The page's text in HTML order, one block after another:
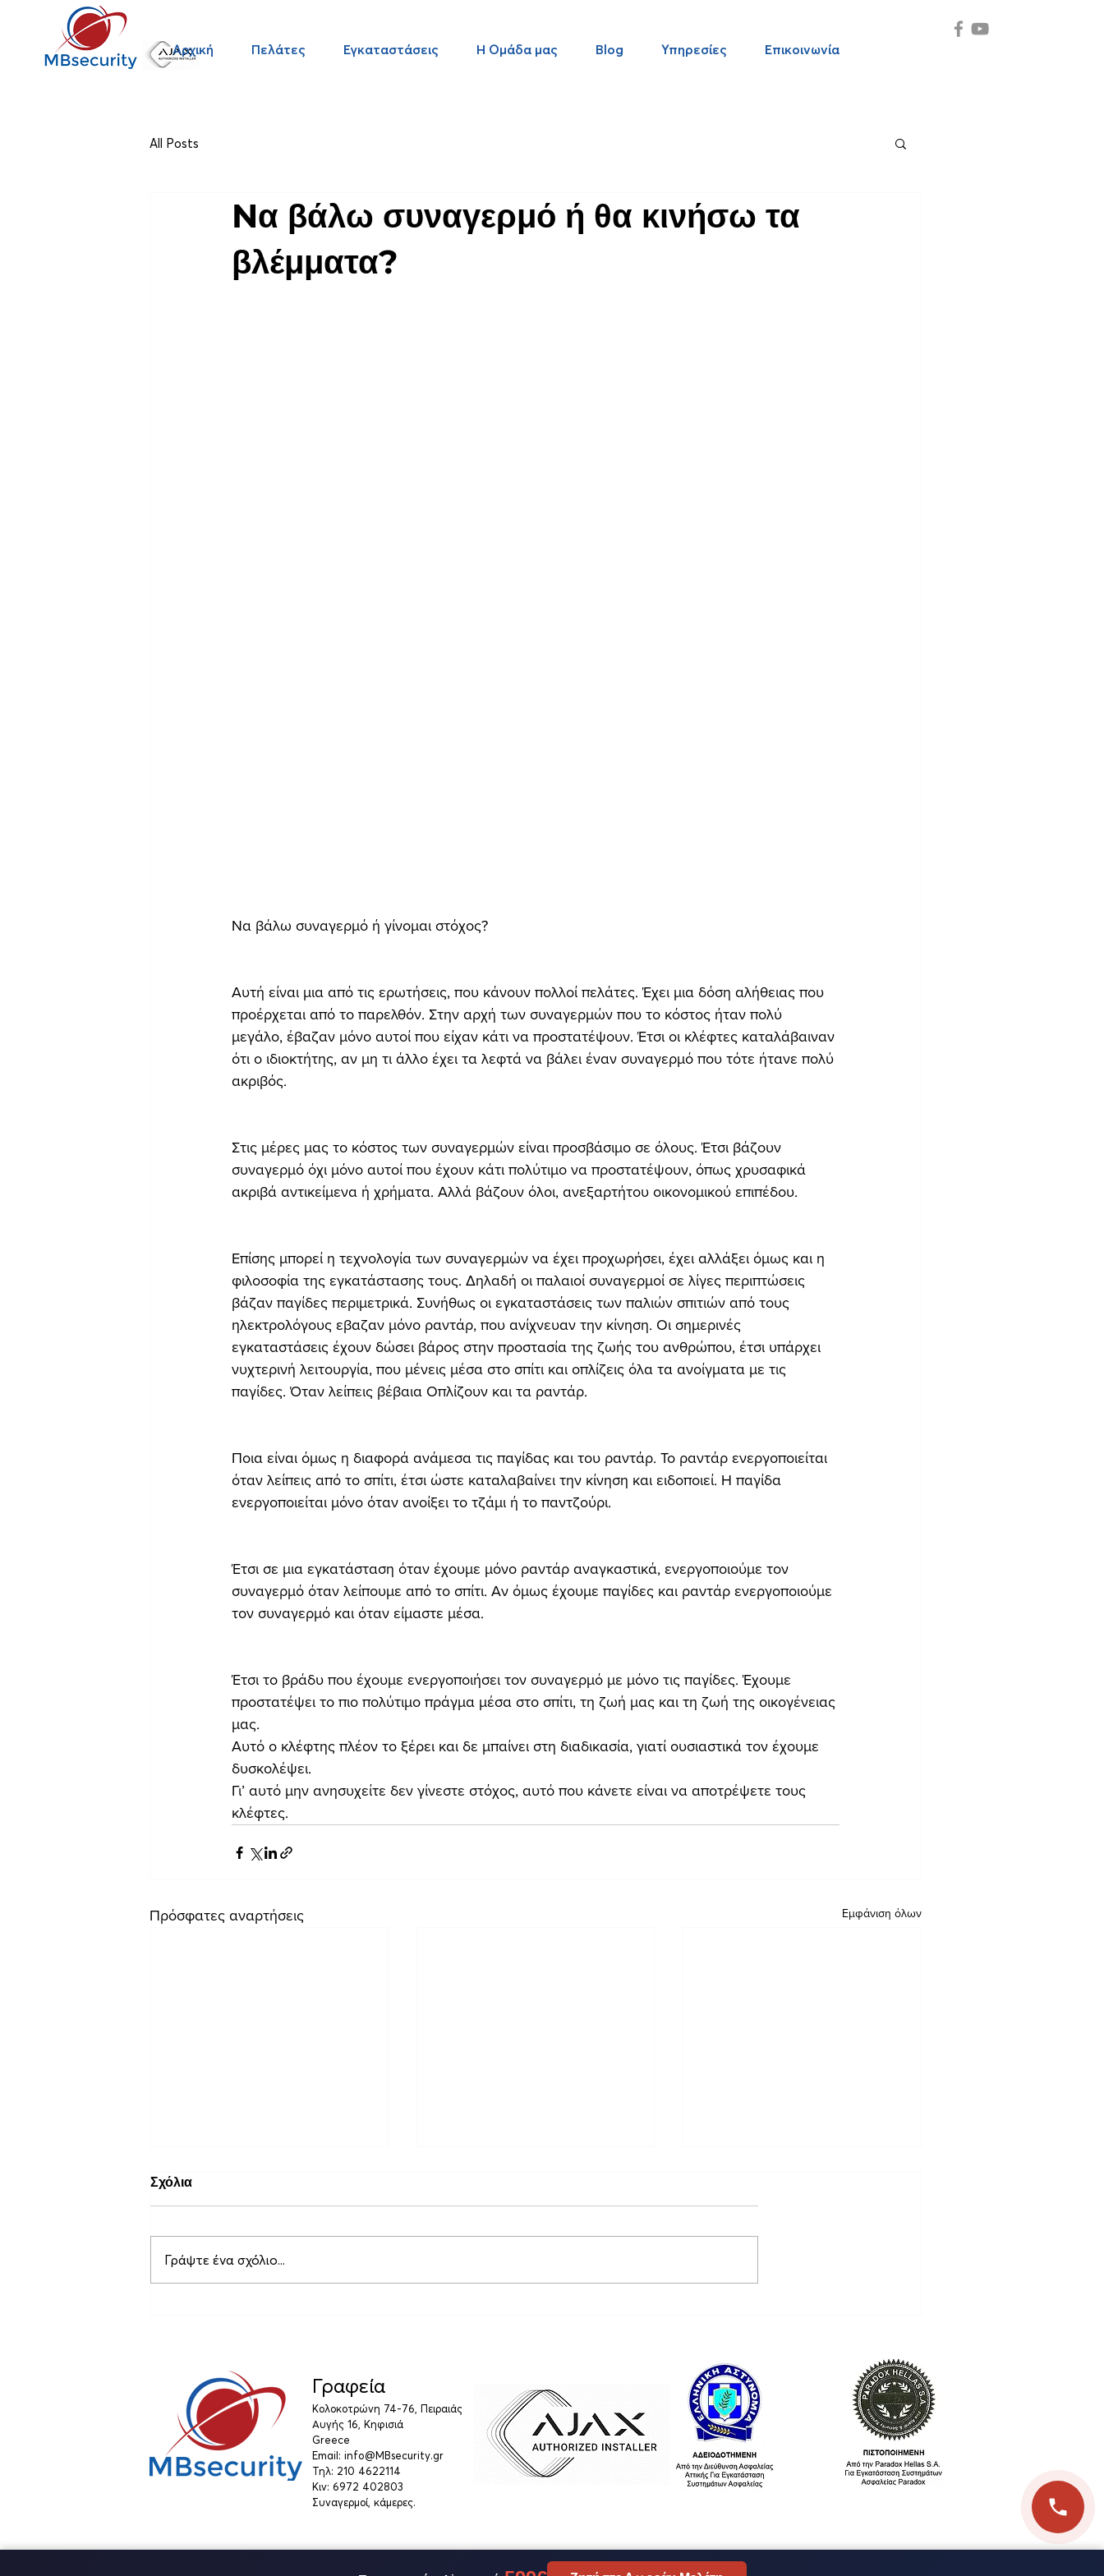
Αρχική Πελάτες Εγκαταστάσεις Η Ομάδα μας Blog Υπηρεσίες Επικοινωνία
All Posts
Nα βάλω συναγερμό ή θα κινήσω τα
βλέμματα?
Να βάλω συναγερμό ή γίνομαι στόχος?
Αυτή είναι μια από τις ερωτήσεις, που κάνουν πολλοί πελάτες. Έχει μια δόση αλήθειας που
προέρχεται από το παρελθόν. Στην αρχή των συναγερμών που το κόστος ήταν πολύ
μεγάλο, έβαζαν μόνο αυτοί που είχαν κάτι να προστατέψουν. Έτσι οι κλέφτες καταλάβαιναν
ότι ο ιδιοκτήτης, αν μη τι άλλο έχει τα λεφτά να βάλει έναν συναγερμό που τότε ήτανε πολύ
ακριβός.
Στις μέρες μας το κόστος των συναγερμών είναι προσβάσιμο σε όλους. Έτσι βάζουν
συναγερμό όχι μόνο αυτοί που έχουν κάτι πολύτιμο να προστατέψουν, όπως χρυσαφικά
ακριβά αντικείμενα ή χρήματα. Αλλά βάζουν όλοι, ανεξαρτήτου οικονομικού επιπέδου.
Επίσης μπορεί η τεχνολογία των συναγερμών να έχει προχωρήσει, έχει αλλάξει όμως και η
φιλοσοφία της εγκατάστασης τους. Δηλαδή οι παλαιοί συναγερμοί σε λίγες περιπτώσεις
βάζαν παγίδες περιμετρικά. Συνήθως οι εγκαταστάσεις των παλιών σπιτιών από τους
ηλεκτρολόγους εβαζαν μόνο ραντάρ, που ανίχνευαν την κίνηση. Οι σημερινές
εγκαταστάσεις έχουν δώσει βάρος στην προστασία της ζωής του ανθρώπου, έτσι υπάρχει
νυχτερινή λειτουργία, που μένεις μέσα στο σπίτι και οπλίζεις όλα τα ανοίγματα με τις
παγίδες. Όταν λείπεις βέβαια Οπλίζουν και τα ραντάρ.
Ποια είναι όμως η διαφορά ανάμεσα τις παγίδας και του ραντάρ. Το ραντάρ ενεργοποιείται
όταν λείπεις από το σπίτι, έτσι ώστε καταλαβαίνει την κίνηση και ειδοποιεί. Η παγίδα
ενεργοποιείται μόνο όταν ανοίξει το τζάμι ή το παντζούρι.
Έτσι σε μια εγκατάσταση όταν έχουμε μόνο ραντάρ αναγκαστικά, ενεργοποιούμε τον
συναγερμό όταν λείπουμε από το σπίτι. Αν όμως έχουμε παγίδες και ραντάρ ενεργοποιούμε
τον συναγερμό και όταν είμαστε μέσα.
Έτσι το βράδυ που έχουμε ενεργοποιήσει τον συναγερμό με μόνο τις παγίδες. Έχουμε
προστατέψει το πιο πολύτιμο πράγμα μέσα στο σπίτι, τη ζωή μας και τη ζωή της οικογένειας
μας.
Αυτό ο κλέφτης πλέον το ξέρει και δε μπαίνει στη διαδικασία, γιατί ουσιαστικά τον έχουμε
δυσκολέψει.
Γι’ αυτό μην ανησυχείτε δεν γίνεστε στόχος, αυτό που κάνετε είναι να αποτρέψετε τους
κλέφτες.
Πρόσφατες αναρτήσεις Εμφάνιση όλων
Επιχειρηματίες
Σχόλια
Γράψτε ένα σχόλιο...
Γραφεία
Κολοκοτρώνη 74-76, Πειραιάς
Αυγής 16, Κηφισιά
Greece
Email: info@MBsecurity.gr
Τηλ: 210 4622114
Κιν: 6972 402803
Συναγερμοί, κάμερες.